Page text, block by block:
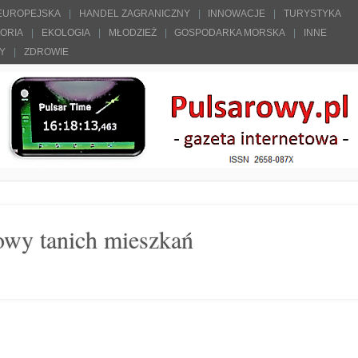
HANDEL ZAGRANICZNY INNOWACJE
TURYSTYKA
EKOLOGIA MŁODZIEŻ GOSPODARKA MORSKA
INNE
ZDROWIE
tanich mieszkań